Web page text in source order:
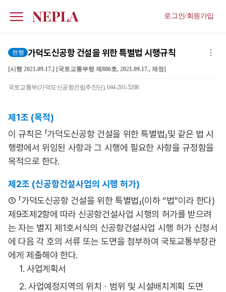
로그인/회원가입
현행 가덕도신공항 건설을 위한 특별법 시행규칙
[시행 2021.09.17.] [국토교통부령 제886호, 2021.09.17., 제정]
국토교통부(가덕도신공항건립추진단), 044-201-5208
제1조 (목적)
이 규칙은 「가덕도신공항 건설을 위한 특별법」및 같은 법 시
행령에서 위임된 사항과 그 시행에 필요한 사항을 규정함을
목적으로 한다.
제2조 (신공항건설사업의 시행 허가)
① 「가덕도신공항 건설을 위한 특별법」(이하 “법”이라 한다)
제9조제2항에 따라 신공항건설사업 시행의 허가를 받으려
는 자는 별지 제1호서식의 신공항건설사업 시행 허가 신청서
에 다음 각 호의 서류 또는 도면을 첨부하여 국토교통부장관
에게 제출해야 한다.
1. 사업계획서
2. 사업예정지역의 위치ㆍ범위 및 시설배치계획 도면